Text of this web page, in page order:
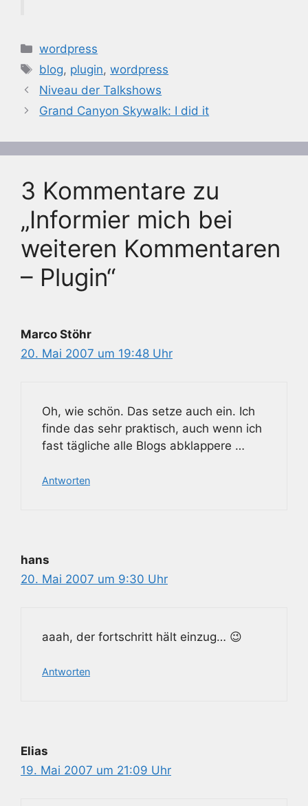
Kategorien
wordpress
Schlagwörter
blog, plugin,wordpress
Niveau der Talkshows
Grand Canyon Skywalk: I did it
3 Kommentare zu
„Informier mich bei
weiteren Kommentaren
– Plugin“
Marco Stöhr
20. Mai 2007 um 19:48 Uhr
Oh, wie schön. Das setze auch ein. Ich
finde das sehr praktisch, auch wenn ich
fast tägliche alle Blogs abklappere …
Antworten
hans
20. Mai 2007 um 9:30 Uhr
aaah, der fortschritt hält einzug… 😉
Antworten
Elias
19. Mai 2007 um 21:09 Uhr